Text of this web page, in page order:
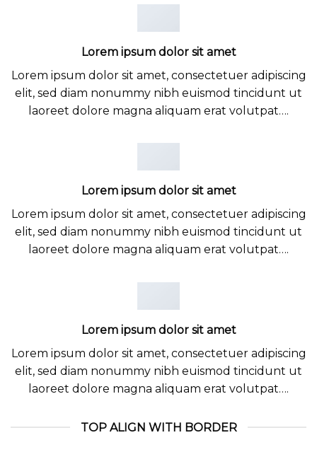
Lorem ipsum dolor sit amet
Lorem ipsum dolor sit amet, consectetuer adipiscing
elit, sed diam nonummy nibh euismod tincidunt ut
laoreet dolore magna aliquam erat volutpat….
Lorem ipsum dolor sit amet
Lorem ipsum dolor sit amet, consectetuer adipiscing
elit, sed diam nonummy nibh euismod tincidunt ut
laoreet dolore magna aliquam erat volutpat….
Lorem ipsum dolor sit amet
Lorem ipsum dolor sit amet, consectetuer adipiscing
elit, sed diam nonummy nibh euismod tincidunt ut
laoreet dolore magna aliquam erat volutpat….
TOP ALIGN WITH BORDER